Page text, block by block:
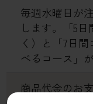
毎週水曜日が
します。「5
く）と「7日
べるコース」
商品代金のお